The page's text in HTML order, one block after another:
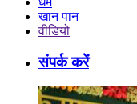
खान पान
वीडियो
संपर्क करें